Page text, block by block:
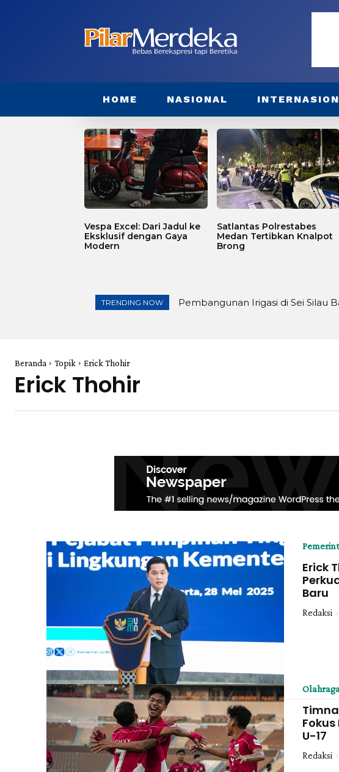
HOME NASIONAL
Vespa Excel: Dari Jadul ke
Eksklusif dengan Gaya
Modern
Satlantas Polrestabes
Medan Tertibkan Knalpot
Brong
TRENDING NOW Pembangunan Irigasi di Sei Silau
Beranda Topik Erick Thohir
Erick Thohir
Erick
Baru
Redaksi -
U-17
Redaksi -